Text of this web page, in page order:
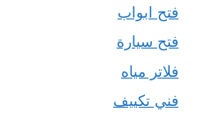
فتح ابواب
فتح سيارة
فلاتر مياه
فني تكييف